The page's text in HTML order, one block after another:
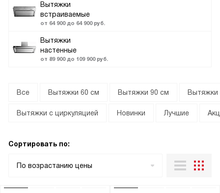
Вытяжки
встраиваемые
от 64 900 до 64 900 руб.
Вытяжки
настенные
от 89 900 до 109 900 руб.
Все Вытяжки 60 см Вытяжки 90 см Вытяжки
Вытяжки с циркуляцией Новинки Лучшие
Сортировать по:
По возрастанию цены